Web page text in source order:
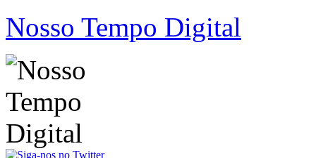
Nosso Tempo Digital